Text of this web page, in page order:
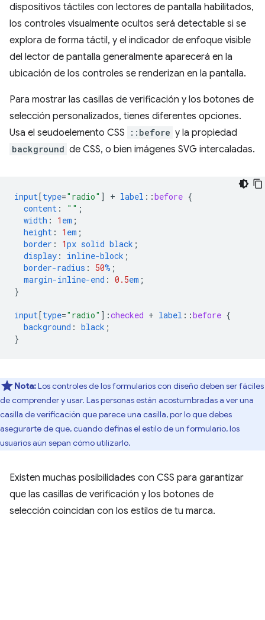
dispositivos táctiles con lectores de pantalla habilitados,
los controles visualmente ocultos será detectable si se
explora de forma táctil, y el indicador de enfoque visible
del lector de pantalla generalmente aparecerá en la
ubicación de los controles se renderizan en la pantalla.
Para mostrar las casillas de verificación y los botones de
selección personalizados, tienes diferentes opciones.
Usa el seudoelemento CSS
::before y la propiedad
background de CSS, o bien imágenes SVG intercaladas.
input[type="radio" ] + label ::before {
content : "" ;
width : 1 em ;
height : 1 em ;
border : 1px solid black ;
display : inline-block ;
border-radius : 50% ;
margin-inline-end : 0.5em ;
}
input[type="radio" ] :checked + label ::before {
background : black ;
}
Nota:Los controles de los formularios con diseño deben ser fáciles
de comprender y usar. Las personas están acostumbradas a ver una
casilla de verificación que parece una casilla, por lo que debes
asegurarte de que, cuando definas el estilo de un formulario, los
usuarios aún sepan cómo utilizarlo.
Existen muchas posibilidades con CSS para garantizar
que las casillas de verificación y los botones de
selección coincidan con los estilos de tu marca.